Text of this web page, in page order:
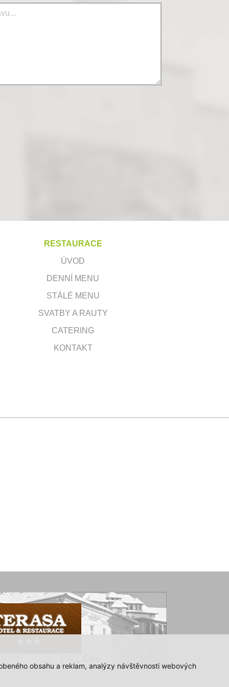
obsahu a reklam, analýzy návštěvnosti webových
RESTAURACE
ÚVOD
DENNÍ MENU
STÁLÉ MENU
SVATBY A RAUTY
CATERING
KONTAKT